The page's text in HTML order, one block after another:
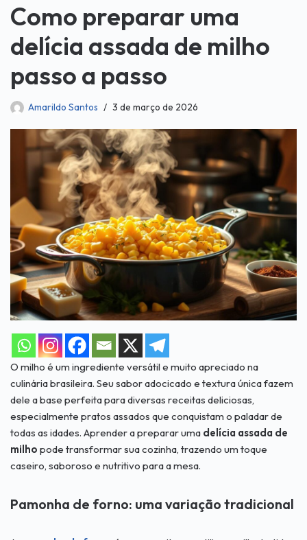
Como preparar uma
delícia assada de milho
passo a passo
Amarildo Santos 3 de março de 2026
O milho é um ingrediente versátil e muito apreciado na
culinária brasileira. Seu sabor adocicado e textura única fazem
dele a base perfeita para diversas receitas deliciosas,
especialmente pratos assados que conquistam o paladar de
todas as idades. Aprender a preparar uma delícia assada de
milho pode transformar sua cozinha, trazendo um toque
caseiro, saboroso e nutritivo para a mesa.
Pamonha de forno: uma variação tradicional